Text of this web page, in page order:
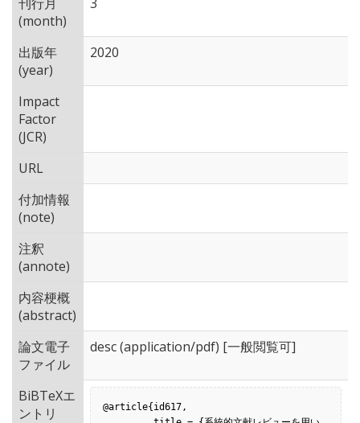
(month)
出版年
(year)
2020
Impact
Factor
(JCR)
URL
付加情報
(note)
注釈
(annote)
内容梗概
(abstract)
論文電子
ファイル
desc(application/pdf) [一般閲覧可]
BiBTeXエ
ントリ
@article{id617,